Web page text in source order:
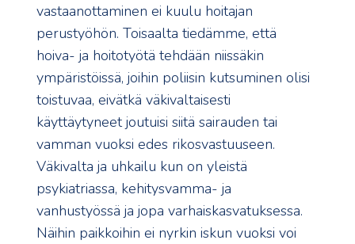
vastaanottaminen ei kuulu hoitajan
perustyöhön. Toisaalta tiedämme, että
hoiva- ja hoitotyötä tehdään niissäkin
ympäristöissä, joihin poliisin kutsuminen olisi
toistuvaa, eivätkä väkivaltaisesti
käyttäytyneet joutuisi siitä sairauden tai
vamman vuoksi edes rikosvastuuseen.
Väkivalta ja uhkailu kun on yleistä
psykiatriassa, kehitysvamma- ja
vanhustyössä ja jopa varhaiskasvatuksessa.
Näihin paikkoihin ei nyrkin iskun vuoksi voi